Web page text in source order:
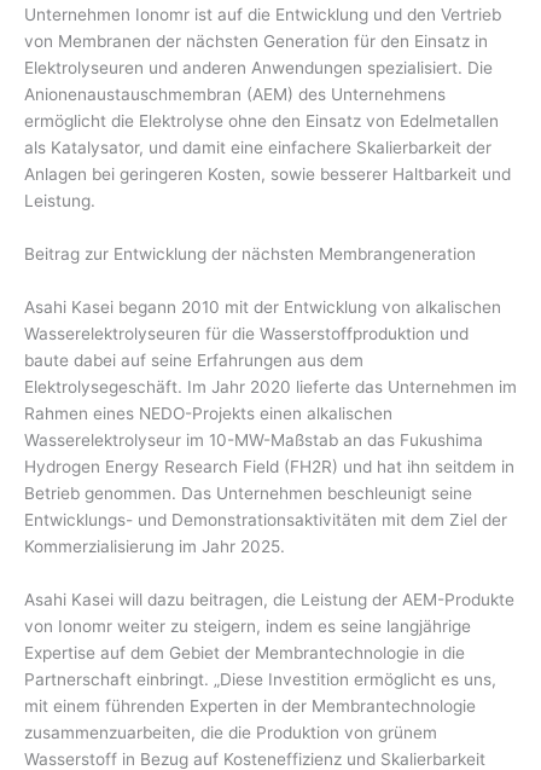
Unternehmen Ionomr ist auf die Entwicklung und den Vertrieb
von Membranen der nächsten Generation für den Einsatz in
Elektrolyseuren und anderen Anwendungen spezialisiert. Die
Anionenaustauschmembran (AEM) des Unternehmens
ermöglicht die Elektrolyse ohne den Einsatz von Edelmetallen
als Katalysator, und damit eine einfachere Skalierbarkeit der
Anlagen bei geringeren Kosten, sowie besserer Haltbarkeit und
Leistung.
Beitrag zur Entwicklung der nächsten Membrangeneration
Asahi Kasei begann 2010 mit der Entwicklung von alkalischen
Wasserelektrolyseuren für die Wasserstoffproduktion und
baute dabei auf seine Erfahrungen aus dem
Elektrolysegeschäft. Im Jahr 2020 lieferte das Unternehmen im
Rahmen eines NEDO-Projekts einen alkalischen
Wasserelektrolyseur im 10-MW-Maßstab an das Fukushima
Hydrogen Energy Research Field (FH2R) und hat ihn seitdem in
Betrieb genommen. Das Unternehmen beschleunigt seine
Entwicklungs- und Demonstrationsaktivitäten mit dem Ziel der
Kommerzialisierung im Jahr 2025.
Asahi Kasei will dazu beitragen, die Leistung der AEM-Produkte
von Ionomr weiter zu steigern, indem es seine langjährige
Expertise auf dem Gebiet der Membrantechnologie in die
Partnerschaft einbringt. „Diese Investition ermöglicht es uns,
mit einem führenden Experten in der Membrantechnologie
zusammenzuarbeiten, die die Produktion von grünem
Wasserstoff in Bezug auf Kosteneffizienz und Skalierbarkeit